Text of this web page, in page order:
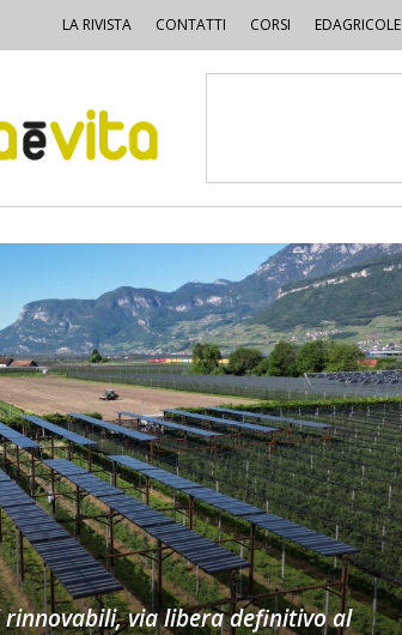
LA RIVISTA CONTATTI CORSI EDAGRICOLE
via libera definitivo al